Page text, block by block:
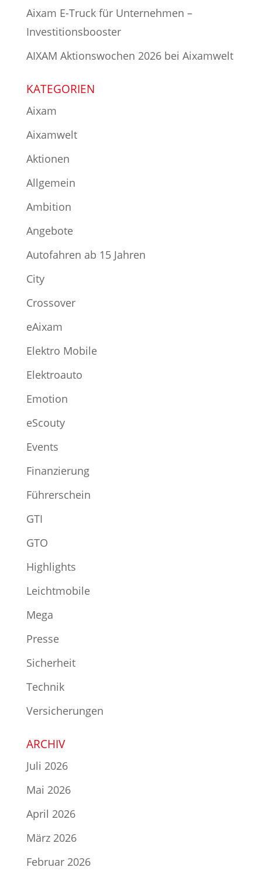
Aixam E-Truck für Unternehmen –
Investitionsbooster
AIXAM Aktionswochen 2026 bei Aixamwelt
KATEGORIEN
Aixam
Aixamwelt
Aktionen
Allgemein
Ambition
Angebote
Autofahren ab 15 Jahren
City
Crossover
eAixam
Elektro Mobile
Elektroauto
Emotion
eScouty
Events
Finanzierung
Führerschein
GTI
GTO
Highlights
Leichtmobile
Mega
Presse
Sicherheit
Technik
Versicherungen
ARCHIV
Juli 2026
Mai 2026
April 2026
März 2026
Februar 2026